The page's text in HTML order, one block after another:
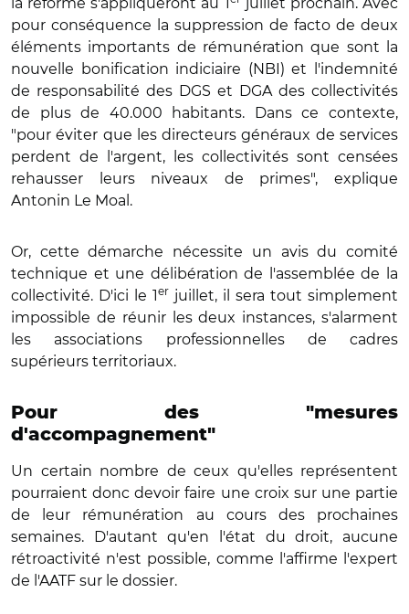
pour conséquence la suppression de facto de deux
éléments importants de rémunération que sont la
nouvelle bonification indiciaire (NBI) et l'indemnité
de responsabilité des DGS et DGA des collectivités
de plus de 40.000 habitants. Dans ce contexte,
"pour éviter que les directeurs généraux de services
perdent de l'argent, les collectivités sont censées
rehausser leurs niveaux de primes", explique
Antonin Le Moal.
Or, cette démarche nécessite un avis du comité
technique et une délibération de l'assemblée de la
collectivité. D'ici le 1er juillet, il sera tout simplement
impossible de réunir les deux instances, s'alarment
les associations professionnelles de cadres
supérieurs territoriaux.
Pour des "mesures
d'accompagnement"
Un certain nombre de ceux qu'elles représentent
pourraient donc devoir faire une croix sur une partie
de leur rémunération au cours des prochaines
semaines. D'autant qu'en l'état du droit, aucune
rétroactivité n'est possible, comme l'affirme l'expert
de l'AATF sur le dossier.